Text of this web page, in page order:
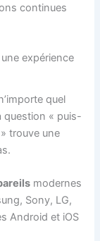
continues
expérience
quel
question « puis-
trouve une
modernes
Sony, LG,
Android et iOS